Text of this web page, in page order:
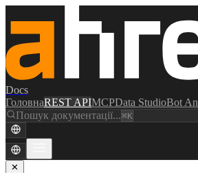
Docs
ГоловнаREST APIMCPData StudioBot
Пошук документації...⌘K
✕